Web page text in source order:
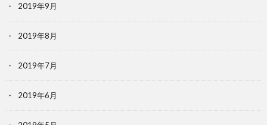
2019年9月
2019年8月
2019年7月
2019年6月